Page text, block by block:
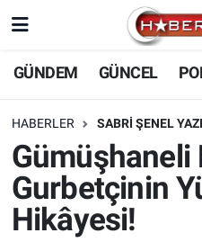
GÜNDEM GÜNCEL
HABERLER SABRİ ŞENEL
Gümüşhaneli
Gurbetçinin
Hikâyesi!
Nöbetçi Eczaneler
Hava Durumu
Trafik Durumu
Süper Lig Puan